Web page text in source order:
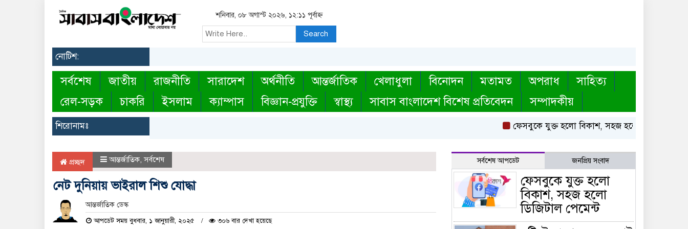
শনিবার, ০৮ অগাস্ট ২০২৬, ১২:১১ পূর্বাহ্ন
Search
নোটিশ:
সর্বশেষ জাতীয় রাজনীতি সারাদেশ অর্থনীতি আন্তর্জাতিক খেলাধুলা বিনোদন মতামত অপরাধ
সাহিত্য
রেল-সড়ক
চাকরি ইসলাম ক্যাম্পাস বিজ্ঞান-প্রযুক্তি স্বাস্থ্য সাবাস বাংলাদেশ বিশেষ প্রতিবেদন সম্পাদকীয়
শিরোনামঃ ফেসবুকে যুক্ত হলো বিকাশ, সহজ হলো ডিজিটাল পেমেন্ট
প্রচ্ছদ আন্তর্জাতিক,সর্বশেষ
নেট দুনিয়ায় ভাইরাল শিশু যোদ্ধা
আন্তর্জাতিক ডেস্ক
আপডেট সময় বুধবার, ১ জানুয়ারী, ২০২৫ ৩০৬ বার দেখা হয়েছে
সর্বশেষ আপডেট জনপ্রিয় সংবাদ
ফেসবুকে যুক্ত হলো
বিকাশ, সহজ হলো
ডিজিটাল পেমেন্ট